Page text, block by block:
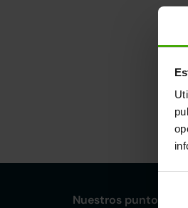
Nuestros puntos de